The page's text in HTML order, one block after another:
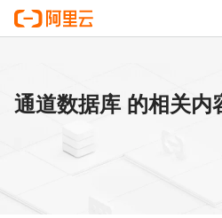
通道数据库 的相关内